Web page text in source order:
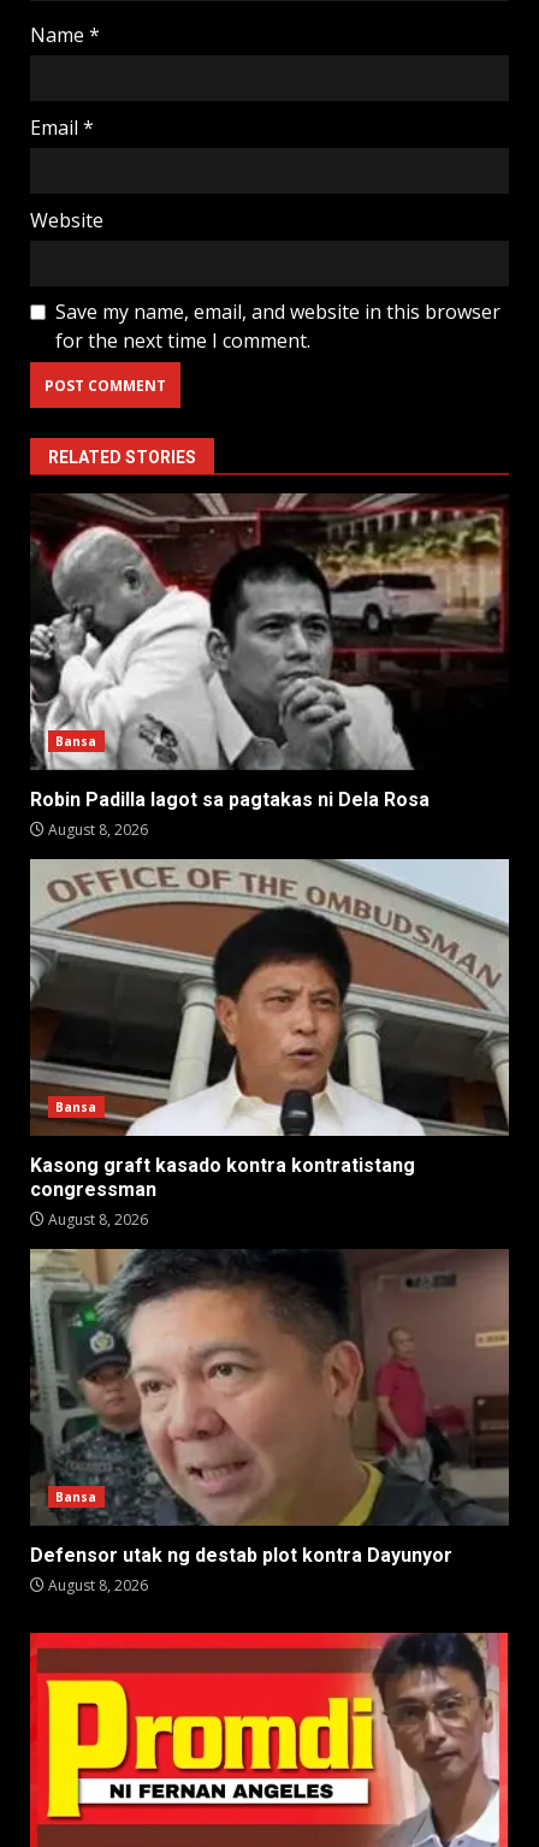
Name *
Email *
Website
Save my name, email, and website in this browser
for the next time I comment.
RELATED STORIES
Bansa
Robin Padilla lagot sa pagtakas ni Dela Rosa
August 8, 2026
Bansa
Kasong graft kasado kontra kontratistang
congressman
August 8, 2026
Bansa
Defensor utak ng destab plot kontra Dayunyor
August 8, 2026